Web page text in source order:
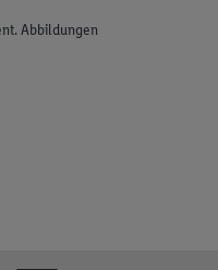
Abbildungen